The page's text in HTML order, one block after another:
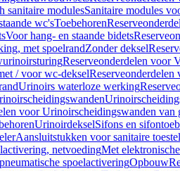
sanitaire modulesSanitaire modules
wc'sToebehoren
Voor hang- en staande bidets
met spoelrandZonder deksel
Reserveonderdelen voor
/ voor wc-deksel
Urinoirs waterloze werking
voor Urinoirscheidingswanden van
UrinoirdekselSifons en
Aansluitstukken voor sanitaire
netvoedingMet
spoelactiveringOpbouw